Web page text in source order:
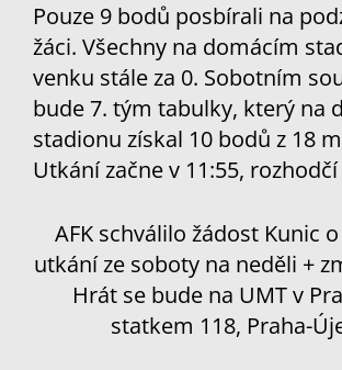
Pouze 9 bodů posbírali na
žáci. Všechny na domácím
venku stále za 0. Sobotním
bude 7. tým tabulky, který na
stadionu získal 10 bodů z 18
Utkání začne v 11:55,
AFK schválilo žádost Kunic
utkání ze soboty na neděli +
Hrát se bude na UMT v
statkem 118, Praha-